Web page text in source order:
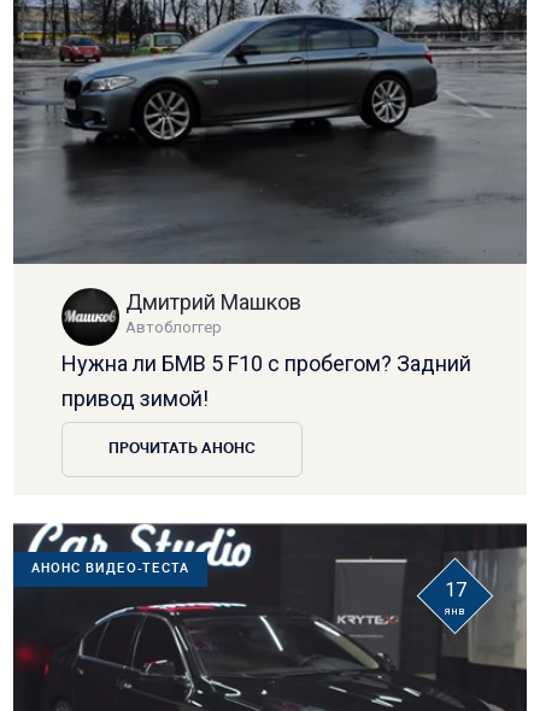
Дмитрий Машков
Автоблоггер
Нужна ли БМВ 5 F10 с пробегом? Задний
привод зимой!
ПРОЧИТАТЬ АНОНС
АНОНС ВИДЕО-ТЕСТА
17
янв